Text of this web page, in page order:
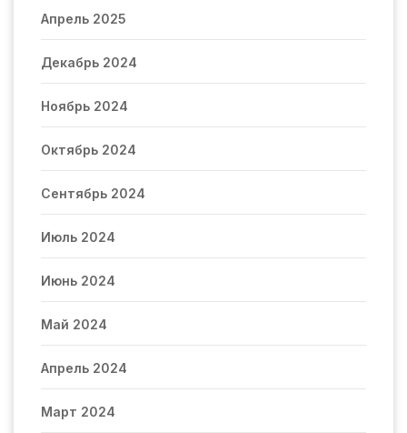
Апрель 2025
Декабрь 2024
Ноябрь 2024
Октябрь 2024
Сентябрь 2024
Июль 2024
Июнь 2024
Май 2024
Апрель 2024
Март 2024